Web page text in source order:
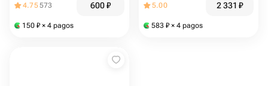
4.75573 600₽
150 ₽ × 4 pagos
5.00 2 331 ₽
583 ₽ × 4 pagos